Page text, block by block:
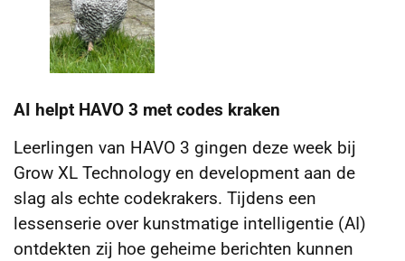
AI helpt HAVO 3 met codes kraken
Leerlingen van HAVO 3 gingen deze week bij
Grow XL Technology en development aan de
slag als echte codekrakers. Tijdens een
lessenserie over kunstmatige intelligentie (AI)
ontdekten zij hoe geheime berichten kunnen